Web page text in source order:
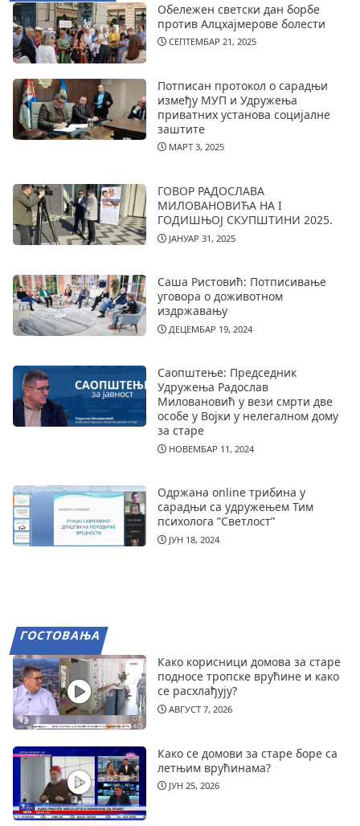
Обележен светски дан борбе
против Алцхајмерове болести
СЕПТЕМБАР 21, 2025
Потписан протокол о сарадњи
између МУП и Удружења
приватних установа социјалне
заштите
МАРТ 3, 2025
ГОВОР РАДОСЛАВА
МИЛОВАНОВИЋА НА I
ГОДИШЊОЈ СКУПШТИНИ 2025.
ЈАНУАР 31, 2025
Саша Ристовић: Потписивање
уговора о доживотном
издржавању
ДЕЦЕМБАР 19, 2024
Саопштење: Председник
Удружења Радослав
Миловановић у вези смрти две
особе у Војки у нелегалном дому
за старе
НОВЕМБАР 11, 2024
Одржана online трибина у
сарадњи са удружењем Тим
психолога ”Светлост”
ЈУН 18, 2024
ГОСТОВАЊА
Како корисници домова за старе
подносе тропске врућине и како
се расхлађују?
АВГУСТ 7, 2026
Како се домови за старе боре са
летњим врућинама?
ЈУН 25, 2026